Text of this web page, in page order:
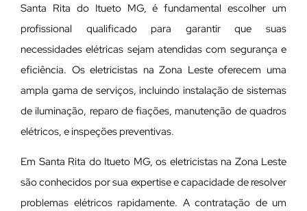
Santa Rita do Itueto MG, é fundamental escolher um
profissional qualificado para garantir que suas
necessidades elétricas sejam atendidas com segurança e
eficiência. Os eletricistas na Zona Leste oferecem uma
ampla gama de serviços, incluindo instalação de sistemas
de iluminação, reparo de fiações, manutenção de quadros
elétricos, e inspeções preventivas.
Em Santa Rita do Itueto MG, os eletricistas na Zona Leste
são conhecidos por sua expertise e capacidade de resolver
problemas elétricos rapidamente. A contratação de um